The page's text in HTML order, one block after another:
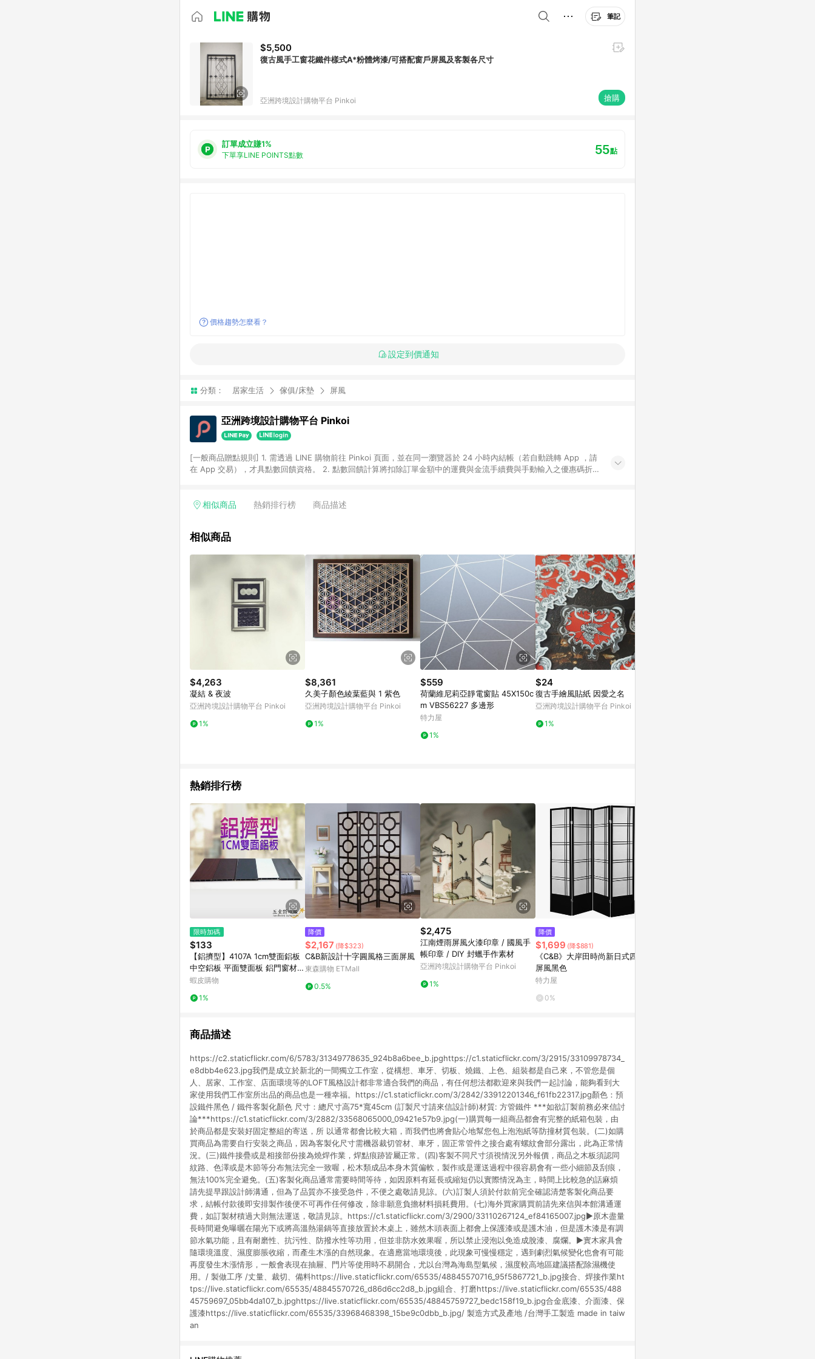
筆記
$5,500
復古風手工窗花鐵件樣式A*粉體烤漆/可搭配窗戶屏風及客製各尺寸
亞洲跨境設計購物平台 Pinkoi 搶購
訂單成立賺1%
下單享LINE POINTS點數 55點
價格趨勢怎麼看？
設定到價通知
分類： 居家生活 傢俱/床墊 屏風
亞洲跨境設計購物平台 Pinkoi
[一般商品贈點規則] 1. 需透過 LINE 購物前往 Pinkoi 頁面，並在同一瀏覽器於 24 小時內結帳（若自動跳轉 App ，請
在 App 交易），才具點數回饋資格。 2. 點數回饋計算將扣除訂單金額中的運費與金流手續費與手動輸入之優惠碼折
格，部分退款不在此限。 6. APP 請更新至Android v4.6.0 / iOS v4.1.5 以上才具贈點資格。 7. 點數將於出貨後 45 天
使用規則請以點數紅包活動說明為準。 11. 若於 LINE 購物前往 Pinkoi 頁面後才首次下載 Pinkoi APP 並完成訂單，不
相似商品 熱銷排行榜 商品描述
相似商品
$4,263
凝結 & 夜波
亞洲跨境設計購物平台 Pinkoi
1%
$8,361
久美子顏色綾葉藍與 1 紫色
亞洲跨境設計購物平台 Pinkoi
1%
$559
荷蘭維尼莉亞靜電窗貼 45X150c
m VBS56227 多邊形
特力屋
1%
$24
復古手繪風貼紙 因愛之名
亞洲跨境設計購物平台 Pinkoi
1%
熱銷排行榜
限時加碼
$133
【鋁擠型】4107A 1cm雙面鋁板
中空鋁板 平面雙面板 鋁門窗材料
鋁材 鋁門窗 紗門 DIY五金
蝦皮購物
1%
降價
$2,167 (降$323)
C&B新設計十字圓風格三面屏風
東森購物 ETMall
0.5%
$2,475
江南煙雨屏風火漆印章 / 國風手
帳印章 / DIY 封蠟手作素材
亞洲跨境設計購物平台 Pinkoi
1%
降價
$1,699 (降$881)
《C&B》大岸田時尚新日式四面
屏風黑色
特力屋
0%
商品描述
https://c2.staticflickr.com/6/5783/31349778635_924b8a6bee_b.jpghttps://c1.staticflickr.com/3/2915/33109978734_
e8dbb4e623.jpg我們是成立於新北的一間獨立工作室，從構想、車牙、切板、燒鐵、上色、組裝都是自己來，不管您是個
人、居家、工作室、店面環境等的LOFT風格設計都非常適合我們的商品，有任何想法都歡迎來與我們一起討論，能夠看到大
家使用我們工作室所出品的商品也是一種幸福。https://c1.staticflickr.com/3/2842/33912201346_f61fb22317.jpg顏色：預
設鐵件黑色 / 鐵件客製化顏色 尺寸：總尺寸高75*寬45cm (訂製尺寸請來信設計師)材質: 方管鐵件 ***如欲訂製前務必來信討
論***https://c1.staticflickr.com/3/2882/33568065000_09421e57b9.jpg(一)購買每一組商品都會有完整的紙箱包裝，由
於商品都是安裝好固定整組的寄送，所 以通常都會比較大箱，而我們也將會貼心地幫您包上泡泡紙等防撞材質包裝。(二)如購
買商品為需要自行安裝之商品，因為客製化尺寸需機器裁切管材、車牙，固正常管件之接合處有螺紋會部分露出，此為正常情
況。(三)鐵件接疊或是相接部份接為燒焊作業，焊點痕跡皆屬正常。(四)客製不同尺寸須視情況另外報價，商品之木板須認同
紋路、色澤或是木節等分布無法完全一致喔，松木類成品本身木質偏軟，製作或是運送過程中很容易會有一些小細節及刮痕，
無法100%完全避免。(五)客製化商品通常需要時間等待，如因原料有延長或縮短仍以實際情況為主，時間上比較急的話麻煩
請先提早跟設計師溝通，但為了品質亦不接受急件，不便之處敬請見諒。(六)訂製人須於付款前完全確認清楚客製化商品要
求，結帳付款後即安排製作後便不可再作任何修改，除非願意負擔材料損耗費用。(七)海外買家購買前請先來信與本館溝通運
費，如訂製材積過大則無法運送，敬請見諒。https://c1.staticflickr.com/3/2900/33110267124_ef84165007.jpg►原木盡量
長時間避免曝曬在陽光下或將高溫熱湯鍋等直接放置於木桌上，雖然木頭表面上都會上保護漆或是護木油，但是護木漆是有調
節水氣功能，且有耐磨性、抗污性、防撥水性等功用，但並非防水效果喔，所以禁止浸泡以免造成脫漆、腐爛。►實木家具會
隨環境溫度、濕度膨脹收縮，而產生木漲的自然現象。在適應當地環境後，此現象可慢慢穩定，遇到劇烈氣候變化也會有可能
再度發生木漲情形，一般會表現在抽屜、門片等使用時不易開合，尤以台灣為海島型氣候，濕度較高地區建議搭配除濕機使
用。/ 製做工序 /丈量、裁切、備料https://live.staticflickr.com/65535/48845570716_95f5867721_b.jpg接合、焊接作業ht
tps://live.staticflickr.com/65535/48845570726_d86d6cc2d8_b.jpg組合、打磨https://live.staticflickr.com/65535/488
45759697_05bb4da107_b.jpghttps://live.staticflickr.com/65535/48845759727_bedc158f19_b.jpg合金底漆、介面漆、保
護漆https://live.staticflickr.com/65535/33968468398_15be9c0dbb_b.jpg/ 製造方式及產地 /台灣手工製造 made in taiw
an